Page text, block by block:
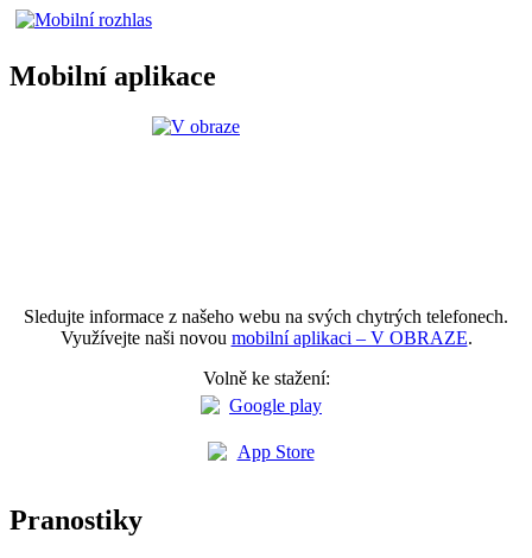
Mobilní aplikace
Sledujte informace z našeho webu na svých chytrých telefonech.
Využívejte naši novou mobilní aplikaci – V OBRAZE.
Volně ke stažení:
Pranostiky